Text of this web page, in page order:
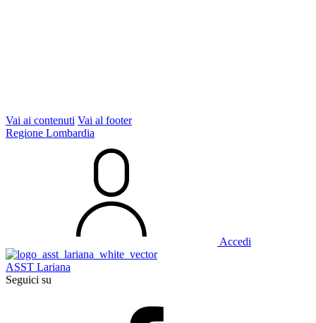
Vai ai contenuti Vai al footer
Regione Lombardia
Accedi
ASST Lariana
Seguici su